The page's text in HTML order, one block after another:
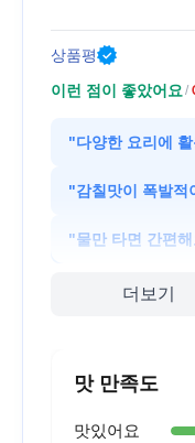
상품평
이런 점이 좋았어요 /
"다양한 요리에
"감칠맛이 폭발적
"물만 타면 간편해
더보기
맛 만족도
맛있어요